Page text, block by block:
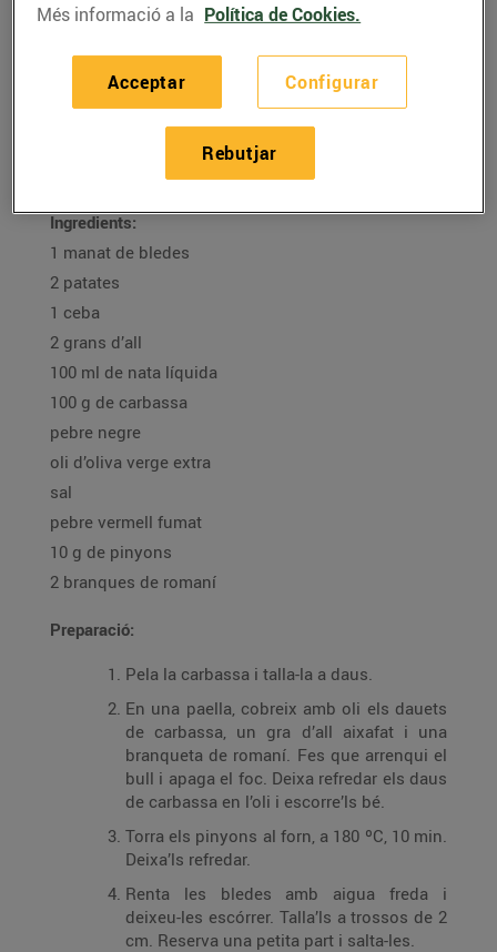
Crema amb bledes i
carbassa confitada amb
pinyons i pebre fumat
Ingredients:
1 manat de bledes
2 patates
1 ceba
2 grans d’all
100 ml de nata líquida
100 g de carbassa
pebre negre
oli d’oliva verge extra
sal
pebre vermell fumat
10 g de pinyons
2 branques de romaní
Preparació:
Pela la carbassa i talla-la a daus.
En una paella, cobreix amb oli els dauets
de carbassa, un gra d’all aixafat i una
branqueta de romaní. Fes que arrenqui el
bull i apaga el foc. Deixa refredar els daus
de carbassa en l’oli i escorre’ls bé.
Torra els pinyons al forn, a 180 ºC, 10 min.
Deixa’ls refredar.
Renta les bledes amb aigua freda i
deixeu-les escórrer. Talla’ls a trossos de 2
cm. Reserva una petita part i salta-les.
Més informació a la Política de Cookies.
Configurar
Rebutjar
Acceptar